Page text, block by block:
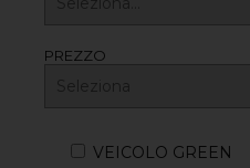
PREZZO
VEICOLO GREEN
auto ORANGE CAR è il